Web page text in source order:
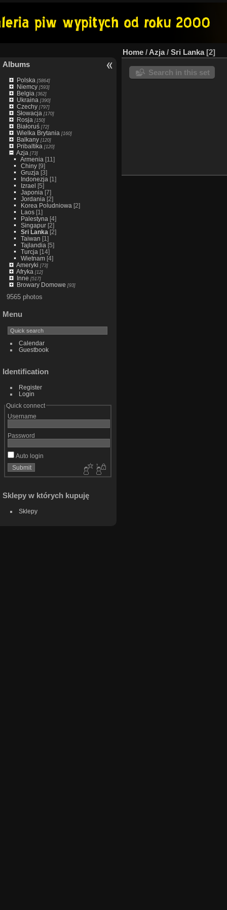
Albums
Polska [5864]
Niemcy[593]
Belgia [362]
Ukraina [390]
Czechy[797]
Słowacja [170]
Rosja [150]
Białoruś[72]
Wielka Brytania [160]
Balkany[120]
Pribaltika [120]
Azja [73]
Armenia [11]
Chiny[9]
Gruzja [3]
Indonezja [1]
Izrael [5]
Japonia [7]
Jordania [2]
Korea Poludniowa [2]
Laos[1]
Palestyna [4]
Singapur[2]
Sri Lanka [2]
Taiwan [1]
Tajlandia [5]
Turcja [14]
Wietnam[4]
Ameryki [73]
Afryka [12]
Inne [517]
Browary Domowe [93]
9565 photos
Menu
Calendar
Guestbook
Identification
Register
Login
Quick connect
Username
Password
Auto login
Sklepy w których kupuję
Sklepy
Home / Azja/ Sri Lanka 2
Search in this set